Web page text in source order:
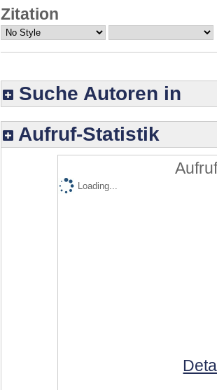
Zitation
Suche Autoren in
Aufruf-Statistik
Loading...